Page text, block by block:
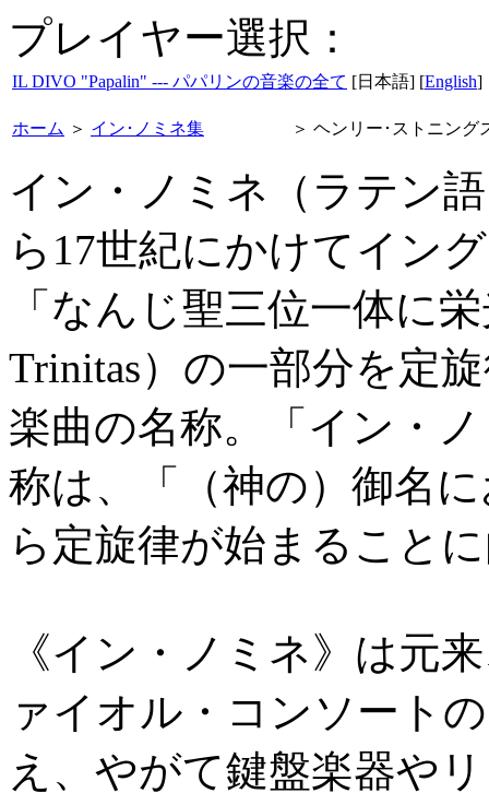
プレイヤー選択：
IL DIVO "Papalin" --- パパリンの音楽の全て [日本語] [English]
ホーム ＞ イン･ノミネ集 ＞ ヘンリー･ストニング
イン・ノミネ（ラテン
ら17世紀にかけてイン
「なんじ聖三位一体に
Trinitas）の一部分を定
楽曲の名称。「イン・
称は、「（神の）御名
ら定旋律が始まること
《イン・ノミネ》は元
ァイオル・コンソート
え、やがて鍵盤楽器や